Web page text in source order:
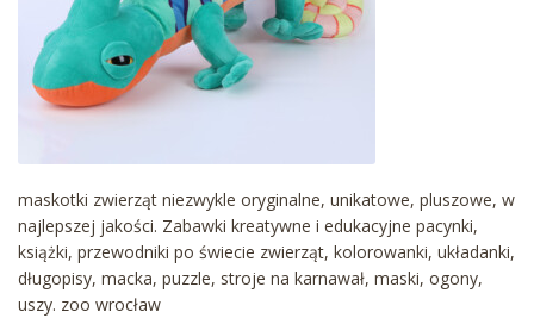
maskotki zwierząt niezwykle oryginalne, unikatowe, pluszowe, w
najlepszej jakości. Zabawki kreatywne i edukacyjne pacynki,
książki, przewodniki po świecie zwierząt, kolorowanki, układanki,
długopisy, macka, puzzle, stroje na karnawał, maski, ogony,
uszy. zoo wrocław